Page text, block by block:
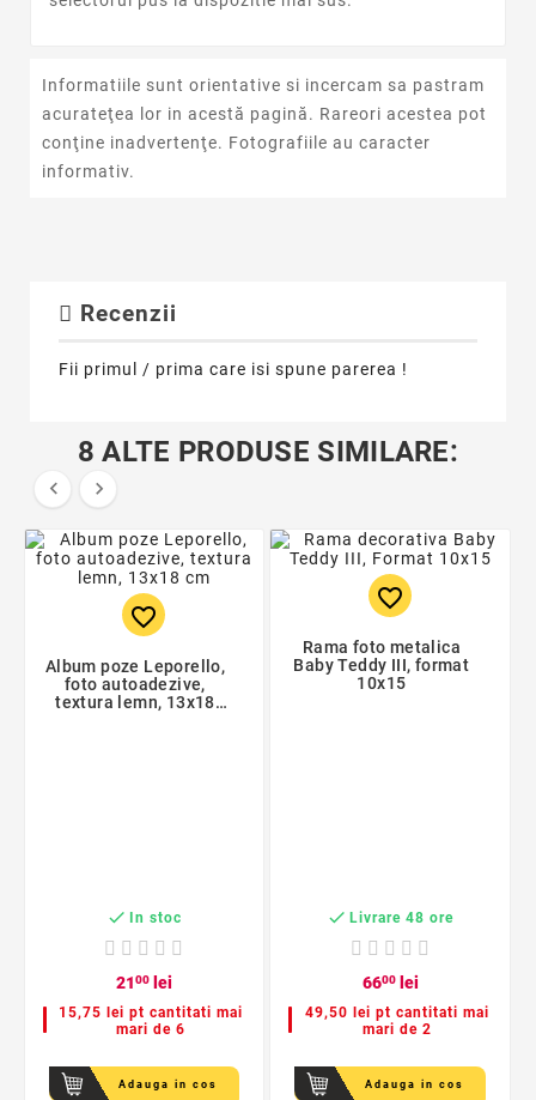
Informatiile sunt orientative si incercam sa pastram
acurateţea lor in acestă pagină. Rareori acestea pot
conţine inadvertenţe. Fotografiile au caracter
informativ.
Recenzii
Fii primul / prima care isi spune parerea !
8 ALTE PRODUSE SIMILARE:
 
favorite_border
Album poze Leporello,
foto autoadezive,
textura lemn, 13x18
 In stoc
2100lei
15,75 lei pt cantitati mai
mari de 6
Adauga in cos
favorite_border
Rama foto metalica
Baby Teddy III, format
10x15
 Livrare 48 ore
6600lei
49,50 lei pt cantitati mai
mari de 2
Adauga in cos